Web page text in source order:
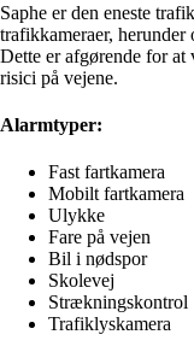
Saphe er den eneste
trafikkameraer,
Dette er afgørende for
risici på vejene.
Alarmtyper:
Fast fartkamera
Mobilt fartkamera
Ulykke
Fare på vejen
Bil i nødspor
Skolevej
Strækningskontrol
Trafiklyskamera